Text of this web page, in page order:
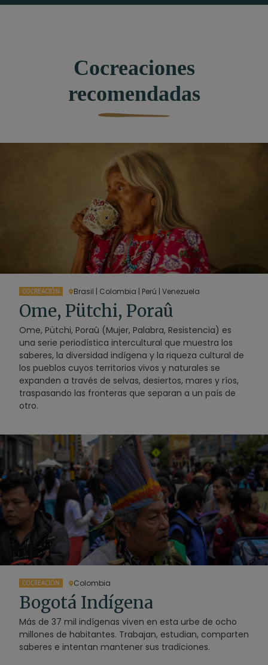
Cocreaciones
recomendadas
COCREACIÓN Brasil | Colombia | Perú | Venezuela
Ome, Pütchi, Poraû
Ome, Pütchi, Poraû (Mujer, Palabra, Resistencia) es
una serie periodística intercultural que muestra los
saberes, la diversidad indígena y la riqueza cultural de
los pueblos cuyos territorios vivos y naturales se
expanden a través de selvas, desiertos, mares y ríos,
traspasando las fronteras que separan a un país de
otro.
COCREACIÓN Colombia
Bogotá Indígena
Más de 37 mil indígenas viven en esta urbe de ocho
millones de habitantes. Trabajan, estudian, comparten
saberes e intentan mantener sus tradiciones.